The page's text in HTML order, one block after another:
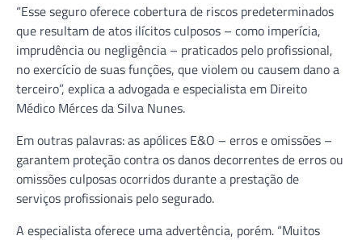
“Esse seguro oferece cobertura de riscos predeterminados
que resultam de atos ilícitos culposos – como imperícia,
imprudência ou negligência – praticados pelo profissional,
no exercício de suas funções, que violem ou causem dano a
terceiro”, explica a advogada e especialista em Direito
Médico Mérces da Silva Nunes.
Em outras palavras: as apólices E&O – erros e omissões –
garantem proteção contra os danos decorrentes de erros ou
omissões culposas ocorridos durante a prestação de
serviços profissionais pelo segurado.
A especialista oferece uma advertência, porém. “Muitos